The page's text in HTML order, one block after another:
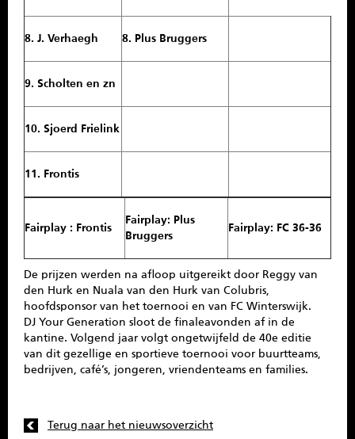
8. J. Verhaegh 8. Plus Bruggers
9. Scholten en zn
10. Sjoerd Frielink
11. Frontis
Fairplay : Frontis
Fairplay: Plus
Bruggers
Fairplay: FC 36-36
De prijzen werden na afloop uitgereikt door Reggy van
den Hurk en Nuala van den Hurk van Colubris,
hoofdsponsor van het toernooi en van FC Winterswijk.
DJ Your Generation sloot de finaleavonden af in de
kantine. Volgend jaar volgt ongetwijfeld de 40e editie
van dit gezellige en sportieve toernooi voor buurtteams,
bedrijven, café’s, jongeren, vriendenteams en families.
Terug naar het nieuwsoverzicht